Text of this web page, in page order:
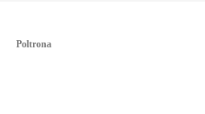
Poltrona